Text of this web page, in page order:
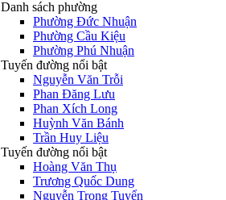
Danh sách phường
Phường Đức Nhuận
Phường Cầu Kiệu
Phường Phú Nhuận
Tuyến đường nổi bật
Nguyễn Văn Trỗi
Phan Đăng Lưu
Phan Xích Long
Huỳnh Văn Bánh
Trần Huy Liệu
Tuyến đường nổi bật
Hoàng Văn Thụ
Trương Quốc Dung
Nguyễn Trọng Tuyển